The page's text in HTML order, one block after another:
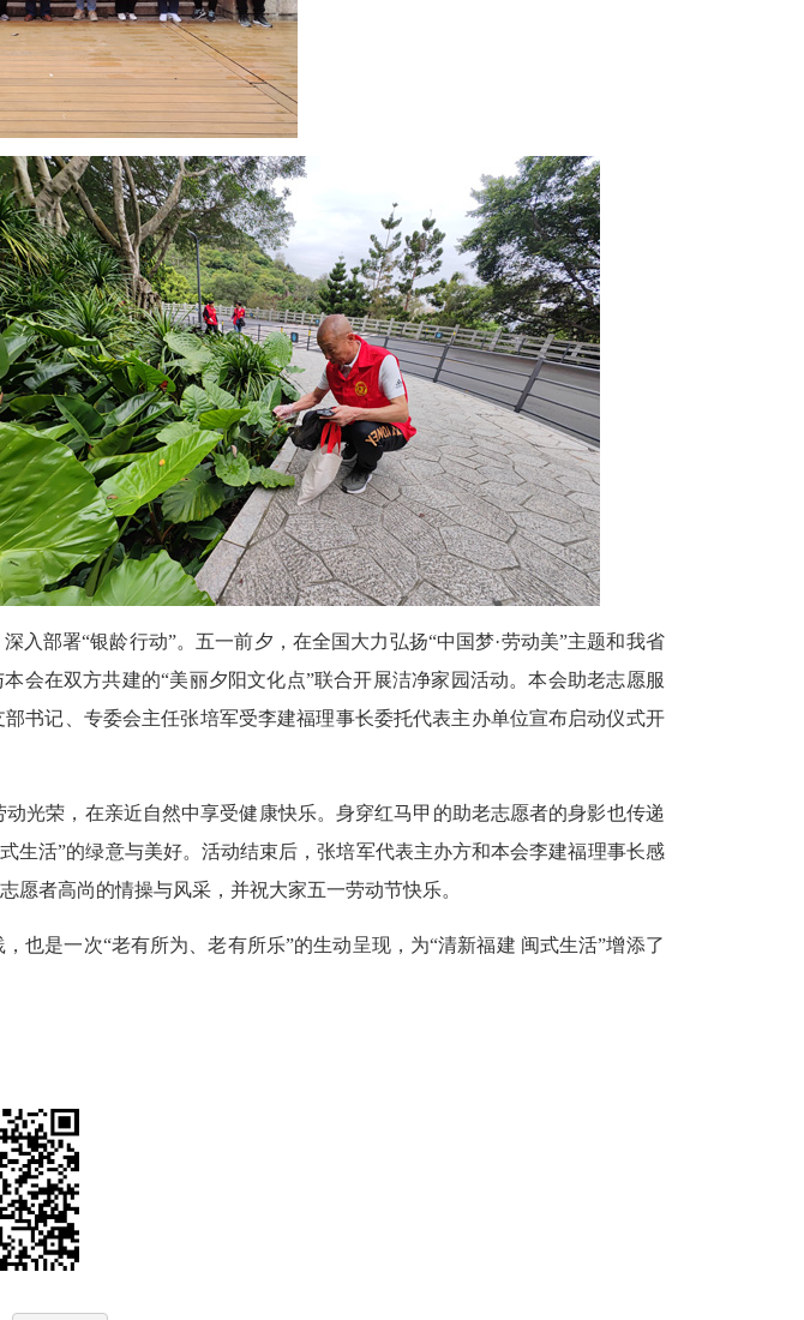
部署“银龄行动”。五一前夕，在全国大力弘扬“中国梦·劳动美”主题和我省
会在双方共建的“美丽夕阳文化点”联合开展洁净家园活动。本会助老志愿服
书记、专委会主任张培军受李建福理事长委托代表主办单位宣布启动仪式开
荣，在亲近自然中享受健康快乐。身穿红马甲的助老志愿者的身影也传递
生活”的绿意与美好。活动结束后，张培军代表主办方和本会李建福理事长感
愿者高尚的情操与风采，并祝大家五一劳动节快乐。
是一次“老有所为、老有所乐”的生动呈现，为“清新福建 闽式生活”增添了